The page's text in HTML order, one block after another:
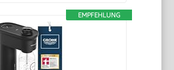
EMPFEHLUNG